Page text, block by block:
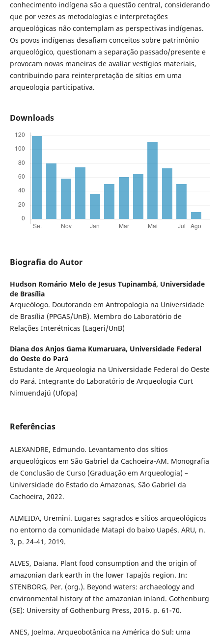
conhecimento indígena são a questão central, considerando
que por vezes as metodologias e interpretações
arqueológicas não contemplam as perspectivas indígenas.
Os povos indígenas desafiam conceitos sobre patrimônio
arqueológico, questionam a separação passado/presente e
provocam novas maneiras de avaliar vestígios materiais,
contribuindo para reinterpretação de sítios em uma
arqueologia participativa.
Downloads
Biografia do Autor
Hudson Romário Melo de Jesus Tupinambá, Universidade
de Brasília
Arqueólogo. Doutorando em Antropologia na Universidade
de Brasília (PPGAS/UnB). Membro do Laboratório de
Relações Interétnicas (Lageri/UnB)
Diana dos Anjos Gama Kumaruara, Universidade Federal
do Oeste do Pará
Estudante de Arqueologia na Universidade Federal do Oeste
do Pará. Integrante do Laboratório de Arqueologia Curt
Nimuendajú (Ufopa)
Referências
ALEXANDRE, Edmundo. Levantamento dos sítios
arqueológicos em São Gabriel da Cachoeira-AM. Monografia
de Conclusão de Curso (Graduação em Arqueologia) –
Universidade do Estado do Amazonas, São Gabriel da
Cachoeira, 2022.
ALMEIDA, Uremini. Lugares sagrados e sítios arqueológicos
no entorno da comunidade Matapi do baixo Uapés. ARU, n.
3, p. 24-41, 2019.
ALVES, Daiana. Plant food consumption and the origin of
amazonian dark earth in the lower Tapajós region. In:
STENBORG, Per. (org.). Beyond waters: archaeology and
environmental history of the amazonian inland. Gothenburg
(SE): University of Gothenburg Press, 2016. p. 61-70.
ANES, Joelma. Arqueobotânica na América do Sul: uma